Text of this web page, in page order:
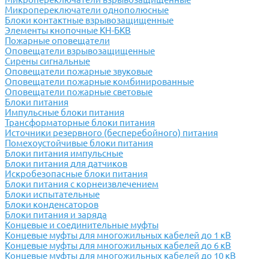
Микропереключатели однополюсные
Блоки контактные взрывозащищенные
Элементы кнопочные КН-БКВ
Пожарные оповещатели
Оповещатели взрывозащищенные
Сирены сигнальные
Оповещатели пожарные звуковые
Оповещатели пожарные комбинированные
Оповещатели пожарные световые
Блоки питания
Импульсные блоки питания
Трансформаторные блоки питания
Источники резервного (бесперебойного) питания
Помехоустойчивые блоки питания
Блоки питания импульсные
Блоки питания для датчиков
Искробезопасные блоки питания
Блоки питания с корнеизвлечением
Блоки испытательные
Блоки конденсаторов
Блоки питания и заряда
Концевые и соединительные муфты
Концевые муфты для многожильных кабелей до 1 кВ
Концевые муфты для многожильных кабелей до 6 кВ
Концевые муфты для многожильных кабелей до 10 кВ